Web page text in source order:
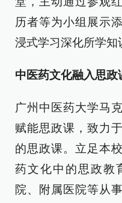
历者等为小组展示
浸式学习深化所学知
中医药文化融入思
广州中医药大学马
赋能思政课，致力
的思政课。立足本
药文化中的思政教
院、附属医院等从